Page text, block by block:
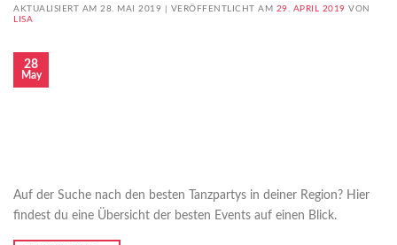
AKTUALISIERT AM 28. MAI 2019 | VERÖFFENTLICHT AM 29. APRIL 2019 VON
LISA
28
May
Auf der Suche nach den besten Tanzpartys in deiner Region? Hier
findest du eine Übersicht der besten Events auf einen Blick.